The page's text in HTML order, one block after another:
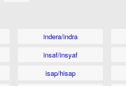
indera/indra
insaf/insyaf
isap/hisap